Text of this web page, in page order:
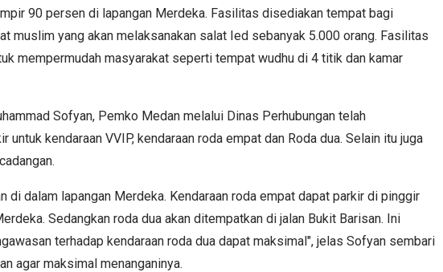
90 persen di lapangan Merdeka. Fasilitas disediakan tempat bagi
muslim yang akan melaksanakan salat Ied sebanyak 5.000 orang. Fasilitas
mempermudah masyarakat seperti tempat wudhu di 4 titik dan kamar
Sofyan, Pemko Medan melalui Dinas Perhubungan telah
untuk kendaraan VVIP, kendaraan roda empat dan Roda dua. Selain itu juga
di dalam lapangan Merdeka. Kendaraan roda empat dapat parkir di pinggir
Sedangkan roda dua akan ditempatkan di jalan Bukit Barisan. Ini
terhadap kendaraan roda dua dapat maksimal", jelas Sofyan sembari
agar maksimal menanganinya.